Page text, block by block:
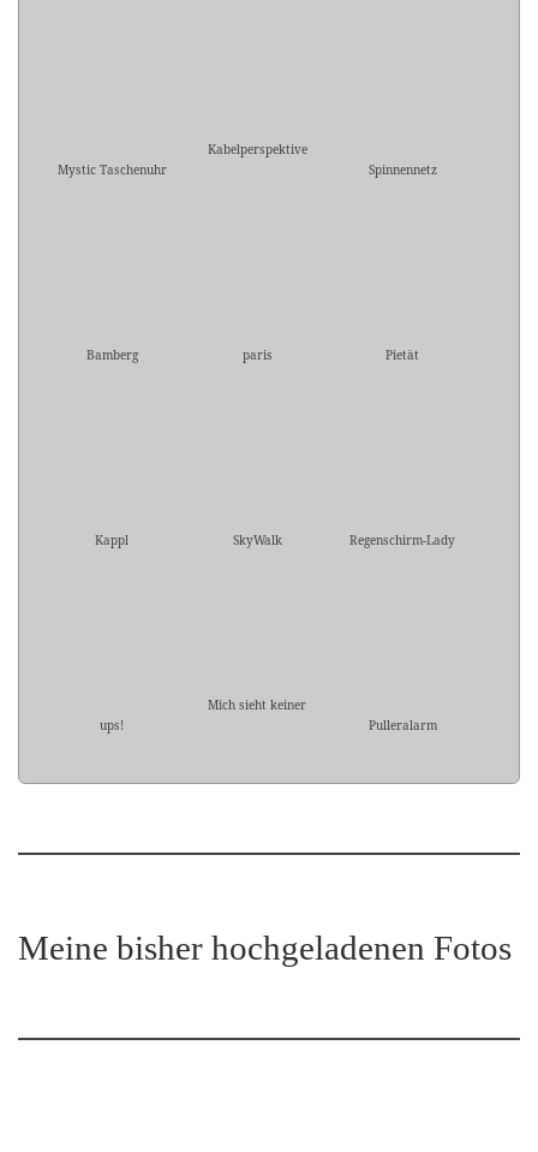
Mystic Taschenuhr
Kabelperspektive
Spinnennetz
Bamberg paris Pietät
Kappl SkyWalk Regenschirm-Lady
ups!
Mich sieht keiner
Pulleralarm
Meine bisher hochgeladenen Fotos